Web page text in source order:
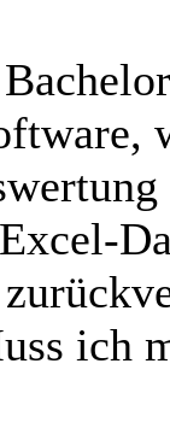
ich